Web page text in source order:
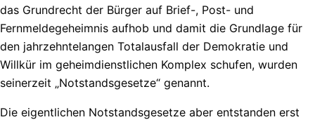
das Grundrecht der Bürger auf Brief-, Post- und
Fernmeldegeheimnis aufhob und damit die Grundlage für
den jahrzehntelangen Totalausfall der Demokratie und
Willkür im geheimdienstlichen Komplex schufen, wurden
seinerzeit „Notstandsgesetze“ genannt.
Die eigentlichen Notstandsgesetze aber entstanden erst